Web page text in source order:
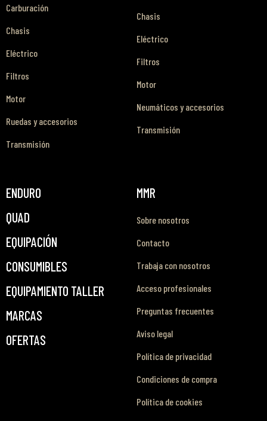
Carburación
Chasis
Eléctrico
Filtros
Motor
Ruedas y accesorios
Transmisión
Chasis
Eléctrico
Filtros
Motor
Neumáticos y accesorios
Transmisión
ENDURO
QUAD
EQUIPACIÓN
CONSUMIBLES
EQUIPAMIENTO TALLER
MARCAS
OFERTAS
MMR
Sobre nosotros
Contacto
Trabaja con nosotros
Acceso profesionales
Preguntas frecuentes
Aviso legal
Política de privacidad
Condiciones de compra
Política de cookies